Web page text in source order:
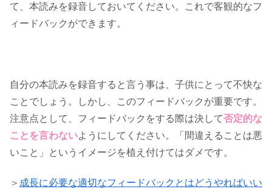
て、本読みを録音しておいてください。これで客観的なフ
ィードバックができます。
自分の本読みを録音すると言う事は、子供にとって不快な
ことでしょう。しかし、このフィードバックが重要です。
注意点として、フィードバックをする際は決して否定的な
ことを言わないようにしてください。「間違えることは悪
いこと」というイメージを植え付けてはダメです。
＞ 成長に必要な適切なフィードバックとはどうやればいい